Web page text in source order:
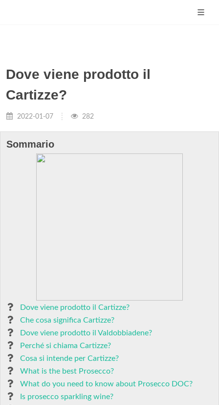
Dove viene prodotto il
Cartizze?
2022-01-07 282
Sommario
Dove viene prodotto il Cartizze?
Che cosa significa Cartizze?
Dove viene prodotto il Valdobbiadene?
Perché si chiama Cartizze?
Cosa si intende per Cartizze?
What is the best Prosecco?
What do you need to know about Prosecco DOC?
Is prosecco sparkling wine?